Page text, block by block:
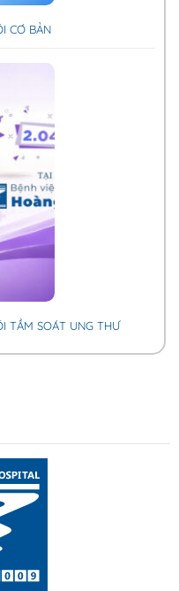
CƠ BẢN
TẦM SOÁT UNG THƯ